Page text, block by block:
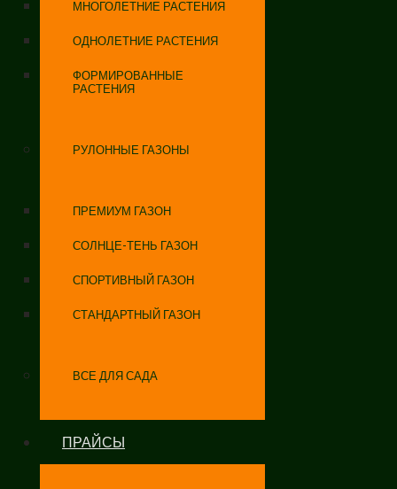
МНОГОЛЕТНИЕ РАСТЕНИЯ
ОДНОЛЕТНИЕ РАСТЕНИЯ
ФОРМИРОВАННЫЕ
РАСТЕНИЯ
РУЛОННЫЕ ГАЗОНЫ
ПРЕМИУМ ГАЗОН
СОЛНЦЕ-ТЕНЬ ГАЗОН
СПОРТИВНЫЙ ГАЗОН
СТАНДАРТНЫЙ ГАЗОН
ВСЕ ДЛЯ САДА
ПРАЙСЫ